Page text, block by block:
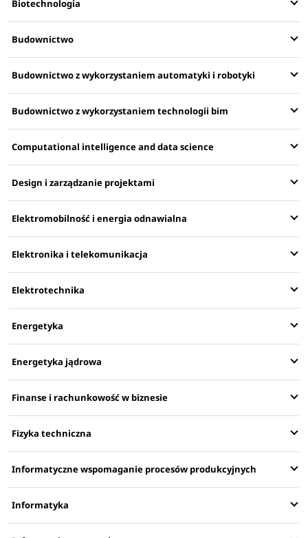
Biotechnologia
Budownictwo
Budownictwo z wykorzystaniem automatyki i robotyki
Budownictwo z wykorzystaniem technologii bim
Computational intelligence and data science
Design i zarządzanie projektami
Elektromobilność i energia odnawialna
Elektronika i telekomunikacja
Elektrotechnika
Energetyka
Energetyka jądrowa
Finanse i rachunkowość w biznesie
Fizyka techniczna
Informatyczne wspomaganie procesów produkcyjnych
Informatyka